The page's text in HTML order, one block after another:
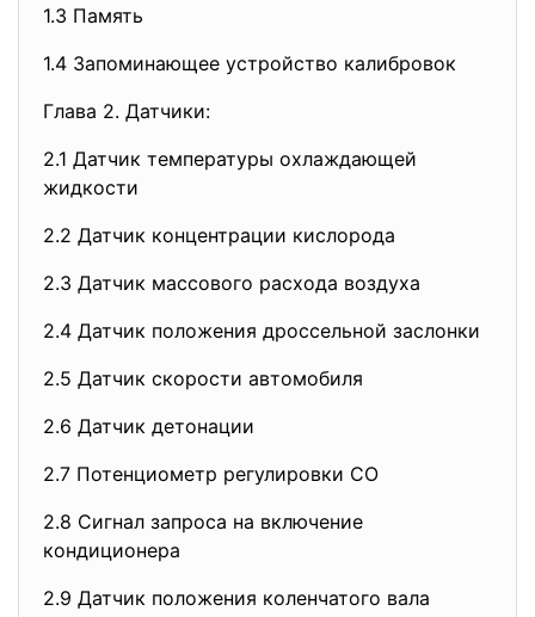
1.3 Память
1.4 Запоминающее устройство калибровок
Глава 2. Датчики:
2.1 Датчик температуры охлаждающей
жидкости
2.2 Датчик концентрации кислорода
2.3 Датчик массового расхода воздуха
2.4 Датчик положения дроссельной заслонки
2.5 Датчик скорости автомобиля
2.6 Датчик детонации
2.7 Потенциометр регулировки СО
2.8 Сигнал запроса на включение
кондиционера
2.9 Датчик положения коленчатого вала